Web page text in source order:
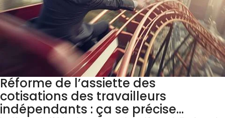
Réforme de l’assiette des
cotisations des travailleurs
indépendants : ça se précise…